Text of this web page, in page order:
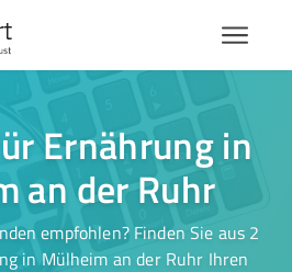
Ernährung in
an der Ruhr
empfohlen? Finden Sie aus 2
in Mülheim an der Ruhr Ihren